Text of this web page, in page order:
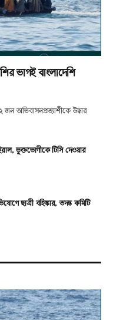
ভাগই বাংলাদেশি
জন অভিবাসনপ্রত্যাশীকে উদ্ধার
ভুক্তভোগীকে টিসি দেওয়ার
ছাত্রী বহিষ্কার, তদন্ত কমিটি